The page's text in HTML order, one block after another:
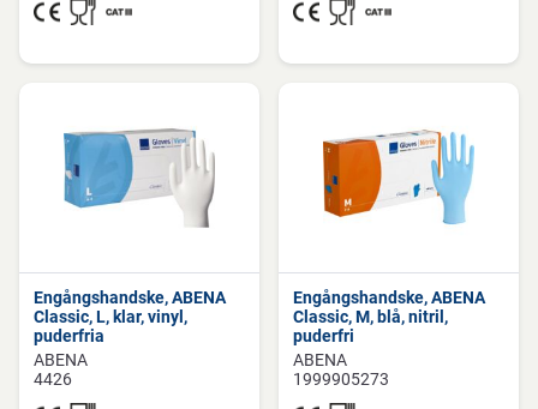
Engångshandske, ABENA
Classic, L, klar, vinyl,
puderfria
ABENA
4426
Engångshandske, ABENA
Classic, M, blå, nitril,
puderfri
ABENA
1999905273